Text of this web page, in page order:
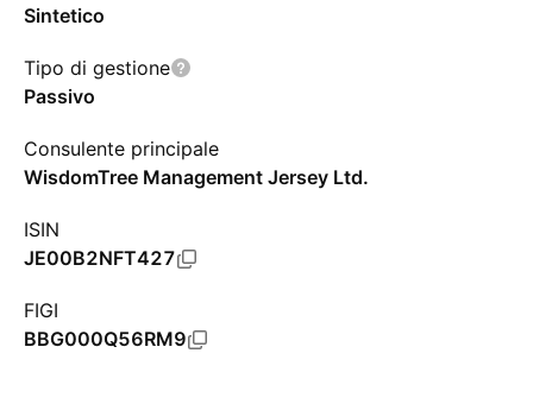
Sintetico
Tipo di gestione
Passivo
Consulente principale
WisdomTree Management Jersey Ltd.
ISIN
JE00B2NFT427
FIGI
BBG000Q56RM9